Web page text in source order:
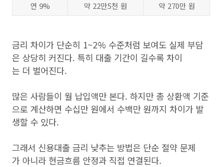
연 9%
약 22만5천 원 약 270만 원
금리 차이가 단순히 1~2% 수준처럼 보여도 실제 부담
은 상당히 커진다. 특히 대출 기간이 길수록 차이
는 더 벌어진다.
많은 사람들이 월 납입액만 본다. 하지만 총 상환액 기준
으로 계산하면 수십만 원에서 수백만 원까지 차이가 발
생할 수 있다.
그래서 신용대출 금리 낮추는 방법은 단순 절약 문제
가 아니라 현금흐름 안정과 직접 연결된다.